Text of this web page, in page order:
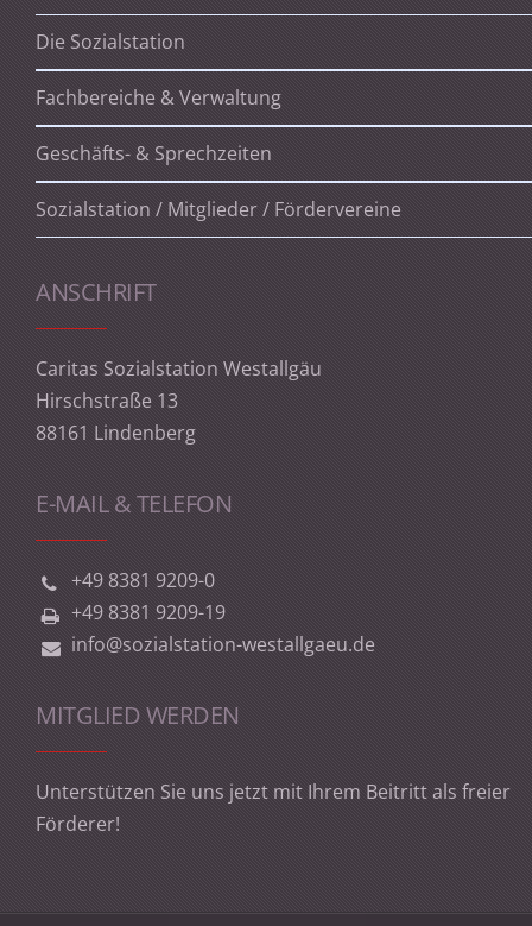
Die Sozialstation
Fachbereiche & Verwaltung
Geschäfts- & Sprechzeiten
Sozialstation / Mitglieder / Fördervereine
ANSCHRIFT
Caritas Sozialstation Westallgäu
Hirschstraße 13
88161 Lindenberg
E-MAIL & TELEFON
+49 8381 9209-0
+49 8381 9209-19
info@sozialstation-westallgaeu.de
MITGLIED WERDEN
Unterstützen Sie uns jetzt mit Ihrem Beitritt als freier
Förderer!